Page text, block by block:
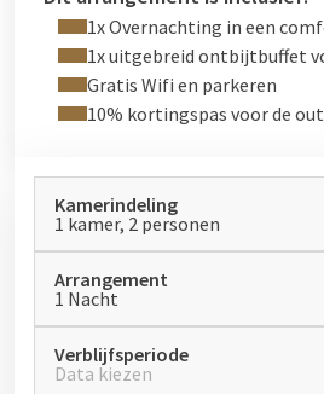
10% extra korting, geldig in
lopende promoties.)
1x Overnachting in een
1x uitgebreid ontbijtbuffet
Gratis Wifi en parkeren
10% kortingspas voor de
Kamerindeling
1 kamer, 2 personen
Arrangement
1 Nacht
Verblijfsperiode
Data kiezen